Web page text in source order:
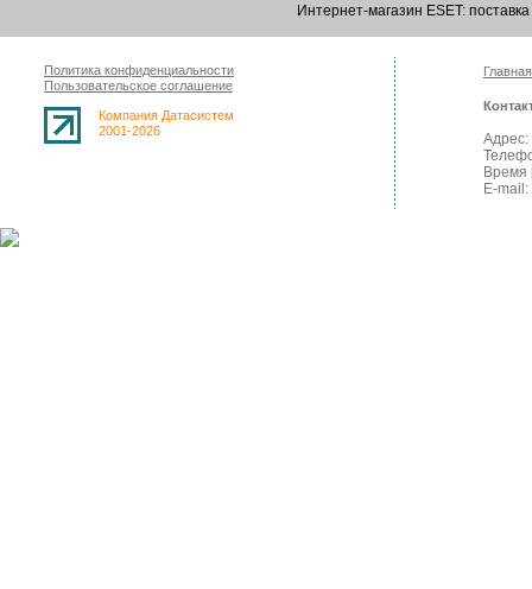
Интернет-магазин ESET:
Политика конфиденциальности
Пользовательское соглашение
Компания Датасистем
2001-2026
Главная
Адрес:
Время
E-mail: